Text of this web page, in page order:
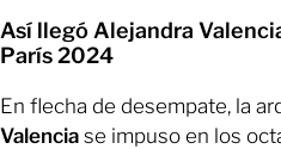
Así llegó Alejandra
París 2024
En flecha de desempate, la
Valencia se impuso en los